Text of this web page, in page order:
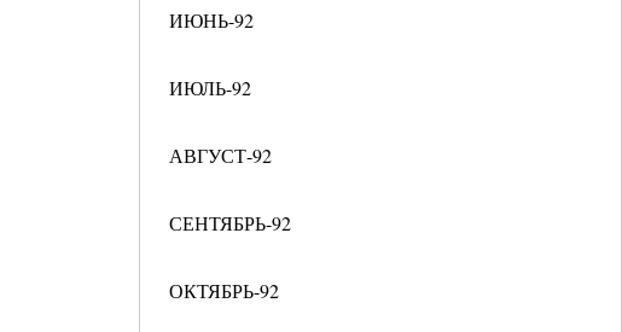
ИЮНЬ-92
ИЮЛЬ-92
АВГУСТ-92
СЕНТЯБРЬ-92
ОКТЯБРЬ-92